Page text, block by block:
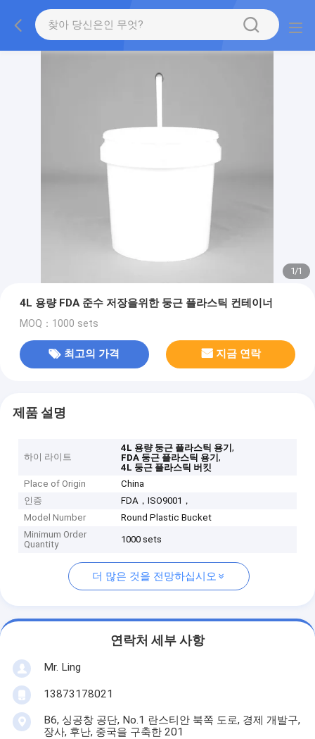
1/1
4L 용량 FDA 준수 저장을위한 둥근 플라스틱 컨테이너
MOQ：1000 sets
최고의 가격 지금 연락
제품 설명
하이 라이트
4L 용량 둥근 플라스틱 용기,
FDA 둥근 플라스틱 용기,
4L 둥근 플라스틱 버킷
Place of Origin
China
인증
FDA，ISO9001，
Model Number
Round Plastic Bucket
Minimum Order
Quantity
1000 sets
더 많은 것을 전망하십시오
연락처 세부 사항
Mr. Ling
13873178021
B6, 싱공창 공단, No.1 란스티안 북쪽 도로, 경제 개발구,
장사, 후난, 중국을 구축한 201